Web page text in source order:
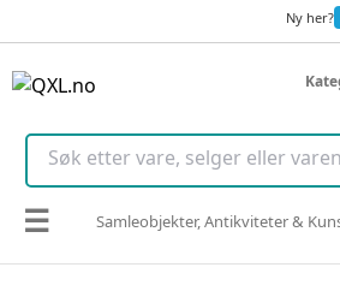
Ny her?
☰ Samleobjekter, Antikviteter &